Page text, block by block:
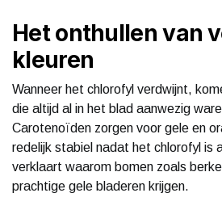
Het onthullen van
kleuren
Wanneer het chlorofyl verdwijnt,
die altijd al in het blad aanwezig
Carotenoïden zorgen voor gele en
redelijk stabiel nadat het chlorofyl is
verklaart waarom bomen zoals
prachtige gele bladeren krijgen.